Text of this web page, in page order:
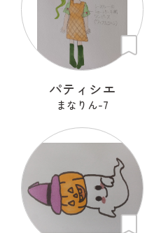
パティシエ
まなりん-7